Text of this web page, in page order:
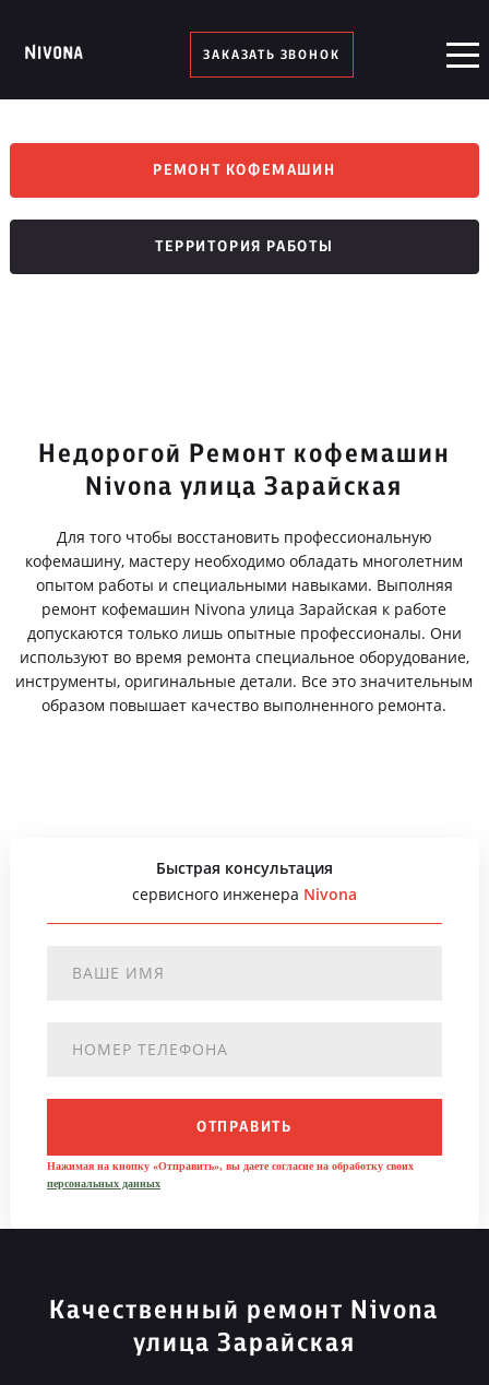
ЗАКАЗАТЬ ЗВОНОК
РЕМОНТ КОФЕМАШИН
ТЕРРИТОРИЯ РАБОТЫ
Недорогой Ремонт кофемашин
Nivona улица Зарайская
Для того чтобы восстановить профессиональную
кофемашину, мастеру необходимо обладать многолетним
опытом работы и специальными навыками. Выполняя
ремонт кофемашин Nivona улица Зарайская к работе
допускаются только лишь опытные профессионалы. Они
используют во время ремонта специальное оборудование,
инструменты, оригинальные детали. Все это значительным
образом повышает качество выполненного ремонта.
Быстрая консультация
сервисного инженера Nivona
ОТПРАВИТЬ
Нажимая на кнопку «Отправить», вы даете согласие на обработку своих
персональных данных
Качественный ремонт Nivona
улица Зарайская